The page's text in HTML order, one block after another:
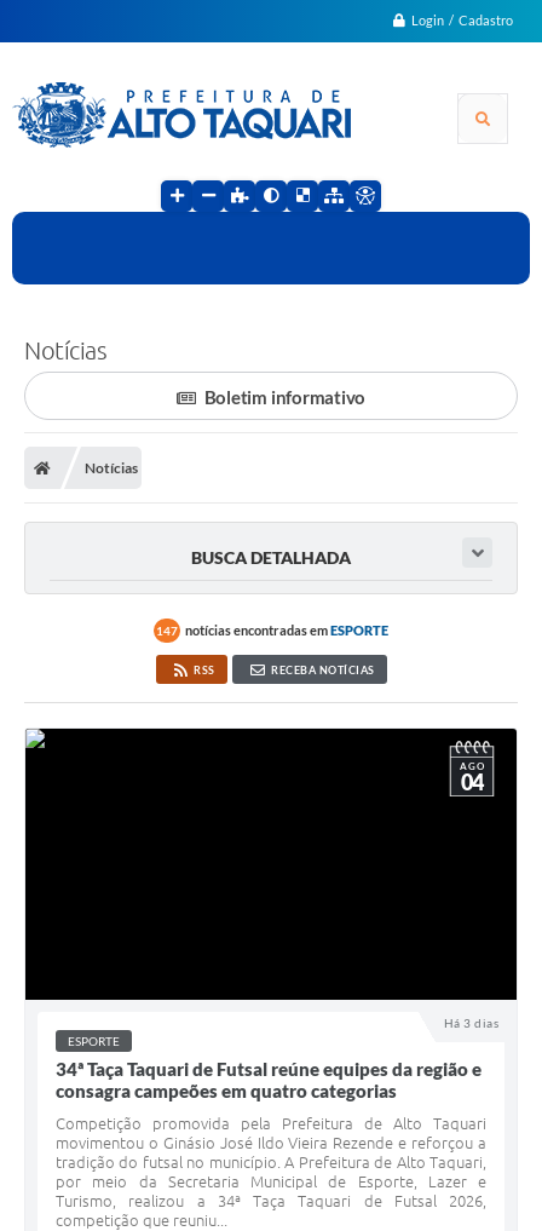
Login / Cadastro
Notícias
Boletim informativo
Notícias
BUSCA DETALHADA
147 notícias encontradas emESPORTE
RSS RECEBA NOTÍCIAS
Há 3 dias
AGO
04
ESPORTE
34ª Taça Taquari de Futsal reúne equipes da região e
consagra campeões em quatro categorias
Competição promovida pela Prefeitura de Alto Taquari
movimentou o Ginásio José Ildo Vieira Rezende e reforçou a
tradição do futsal no município. A Prefeitura de Alto Taquari,
por meio da Secretaria Municipal de Esporte, Lazer e
Turismo, realizou a 34ª Taça Taquari de Futsal 2026,
competição que reuniu...